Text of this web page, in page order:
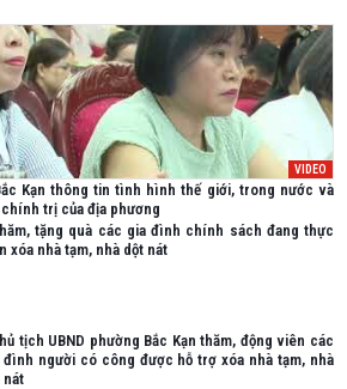
VIDEO
Kạn thông tin tình hình thế giới, trong nước và
trị của địa phương
tặng quà các gia đình chính sách đang thực
xóa nhà tạm, nhà dột nát
tịch UBND phường Bắc Kạn thăm, động viên các
đình người có công được hỗ trợ xóa nhà tạm, nhà
nát